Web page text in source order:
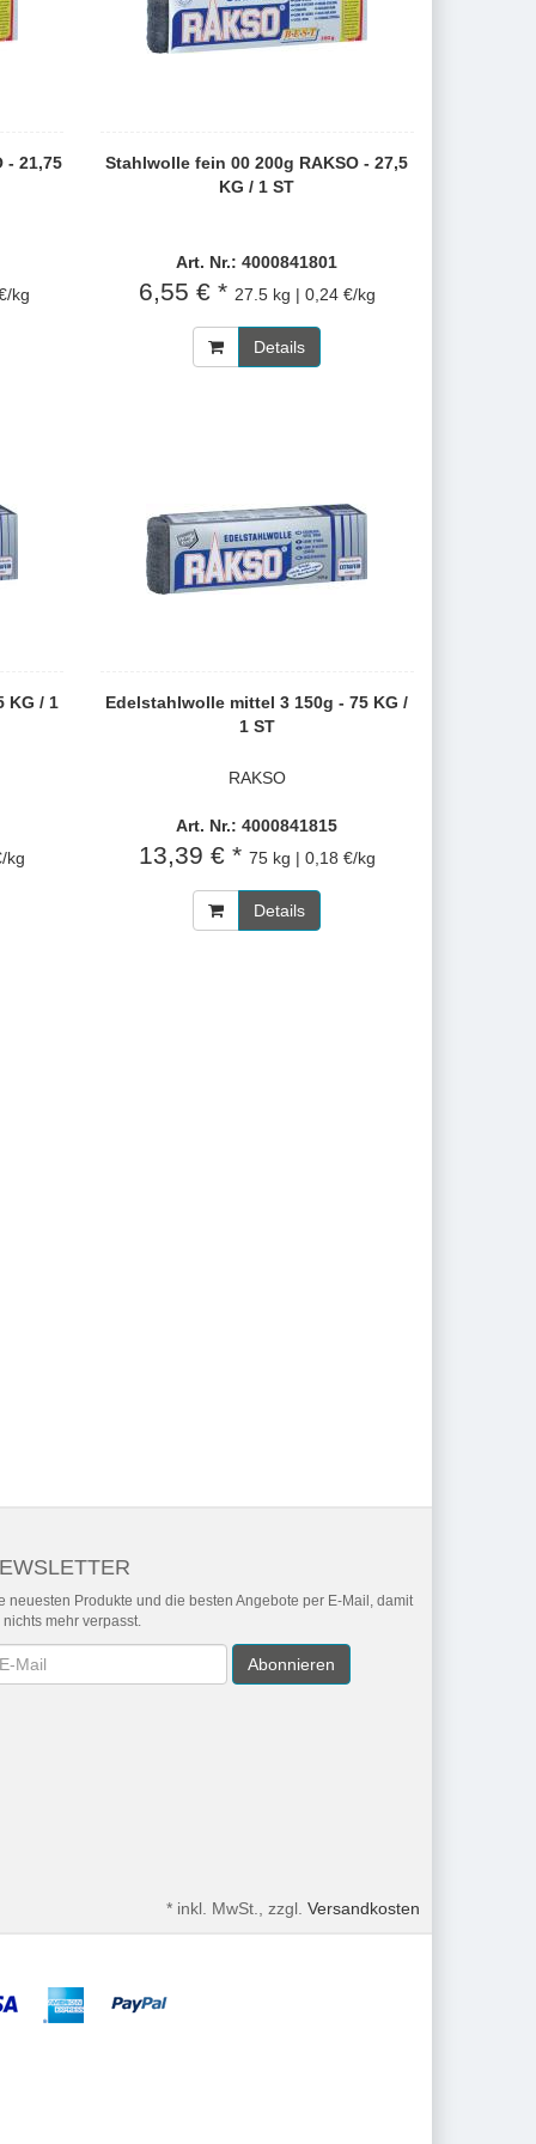
- 21,75
kg
Stahlwolle fein 00 200g RAKSO - 27,5
KG / 1 ST
Art. Nr.: 4000841801
6,55 € * 27.5 kg | 0,24 €/kg
Details
KG / 1
kg
Edelstahlwolle mittel 3 150g - 75 KG /
1 ST
RAKSO
Art. Nr.: 4000841815
13,39 € * 75 kg | 0,18 €/kg
Details
neuesten Produkte und die besten Angebote per E-Mail, damit
nichts mehr verpasst.
Abonnieren
* inkl. MwSt., zzgl. Versandkosten